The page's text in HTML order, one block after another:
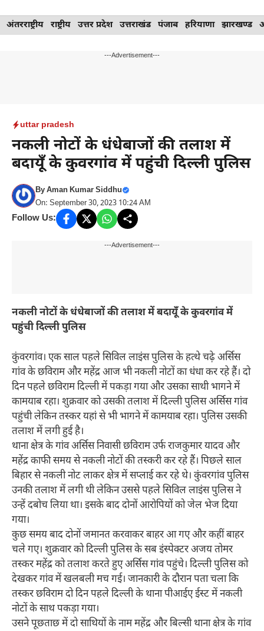
Skip
to
अंतरराष्ट्रीय राष्ट्रीय उत्तर प्रदेश उत्तराखंड पंजाब हरियाणा झारखण्ड
---Advertisement---
uttar pradesh
नकली नोटों के धंधेबाजों की तलाश में
बदायूँ के कुवरगांव में पहुंची दिल्ली पुलिस
ByAman Kumar Siddhu
On: September 30, 2023 10:24 AM
Follow Us:
---Advertisement---
नकली नोटों के धंधेबाजों की तलाश में बदायूँ के कुवरगांव में
पहुंची दिल्ली पुलिस
कुंवरगांव। एक साल पहले सिविल लाइंस पुलिस के हत्थे चढ़े अर्सिस
गांव के छविराम और महेंद्र आज भी नकली नोटों का धंधा कर रहे हैं। दो
दिन पहले छविराम दिल्ली में पकड़ा गया और उसका साथी भागने में
कामयाब रहा। शुक्रवार को उसकी तलाश में दिल्ली पुलिस अर्सिस गांव
पहुंची लेकिन तस्कर यहां से भी भागने में कामयाब रहा। पुलिस उसकी
तलाश में लगी हुई है।
थाना क्षेत्र के गांव अर्सिस निवासी छविराम उर्फ राजकुमार यादव और
महेंद्र काफी समय से नकली नोटों की तस्करी कर रहे हैं। पिछले साल
बिहार से नकली नोट लाकर क्षेत्र में सप्लाई कर रहे थे। कुंवरगांव पुलिस
उनकी तलाश में लगी थी लेकिन उससे पहले सिविल लाइंस पुलिस ने
उन्हें दबोच लिया था। इसके बाद दोनों आरोपियों को जेल भेज दिया
गया।
कुछ समय बाद दोनों जमानत करवाकर बाहर आ गए और कहीं बाहर
चले गए। शुक्रवार को दिल्ली पुलिस के सब इंस्पेक्टर अजय तोमर
तस्कर महेंद्र को तलाश करते हुए अर्सिस गांव पहुंचे। दिल्ली पुलिस को
देखकर गांव में खलबली मच गई। जानकारी के दौरान पता चला कि
तस्कर छविराम दो दिन पहले दिल्ली के थाना पीआईए ईस्ट में नकली
नोटों के साथ पकड़ा गया।
उसने पूछताछ में दो साथियों के नाम महेंद्र और बिल्सी थाना क्षेत्र के गांव